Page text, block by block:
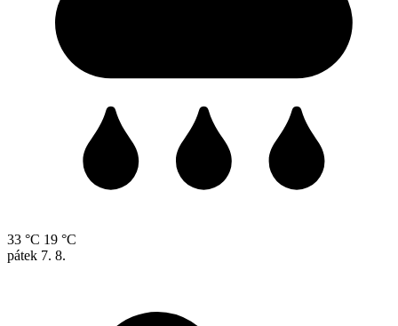
33 °C 19 °C
pátek 7. 8.